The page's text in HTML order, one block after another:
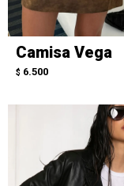
Camisa Vega
$ 6.500